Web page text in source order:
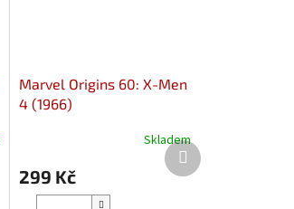
Marvel Origins 60: X-Men
4 (1966)
Skladem
299 Kč
Další
produkt